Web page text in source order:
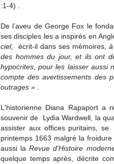
:1-4) .
De l’aveu de George Fox le
ses disciples les a inspirés en
ciel,
écrit-il dans ses mémoires,
des hommes du jour, et ils ont
hypocrites, pour les laisser aussi
compte des avertissements des
outrages »
L'historienne Diana Rapaport a
souvenir de Lydia Wardwell, la
assister aux offices puritains,
printemps 1663 malgré la
aussi laRevue d'Histoire
quelque temps après, décrite